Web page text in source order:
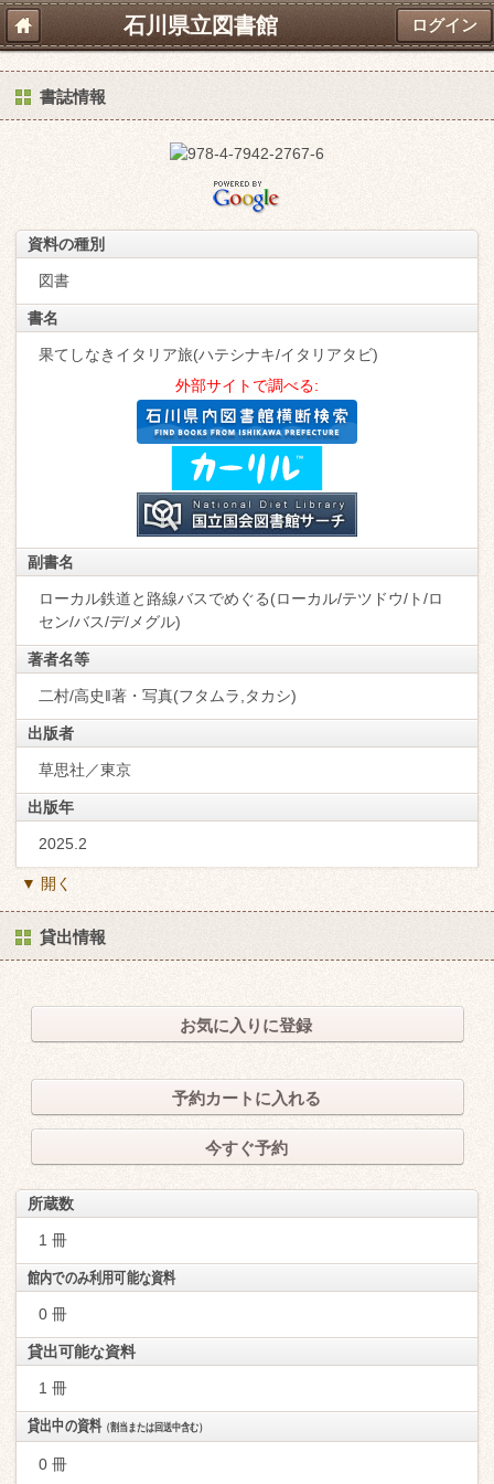
石川県立図書館 ログイン
書誌情報
資料の種別
図書
書名
果てしなきイタリア旅(ハテシナキ/イタリアタビ)
外部サイトで調べる:
副書名
ローカル鉄道と路線バスでめぐる(ローカル/テツドウ/ト/ロ
セン/バス/デ/メグル)
著者名等
二村/高史‖著・写真(フタムラ,タカシ)
出版者
草思社／東京
出版年
2025.2
▼ 開く
貸出情報
お気に入りに登録
予約カートに入れる
今すぐ予約
所蔵数
1 冊
館内でのみ利用可能な資料
0 冊
貸出可能な資料
1 冊
貸出中の資料（割当または回送中含む）
0 冊